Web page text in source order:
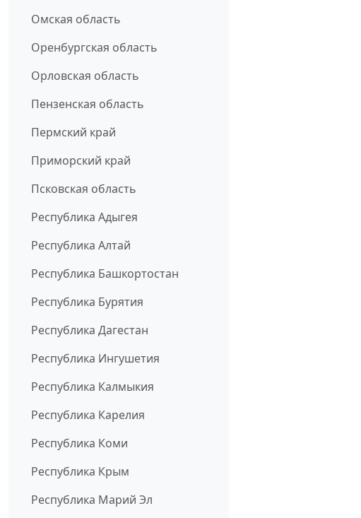
Омская область
Оренбургская область
Орловская область
Пензенская область
Пермский край
Приморский край
Псковская область
Республика Адыгея
Республика Алтай
Республика Башкортостан
Республика Бурятия
Республика Дагестан
Республика Ингушетия
Республика Калмыкия
Республика Карелия
Республика Коми
Республика Крым
Республика Марий Эл